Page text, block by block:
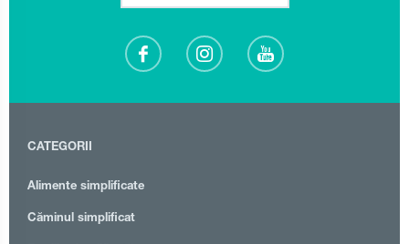
CATEGORII
Alimente simplificate
Căminul simplificat